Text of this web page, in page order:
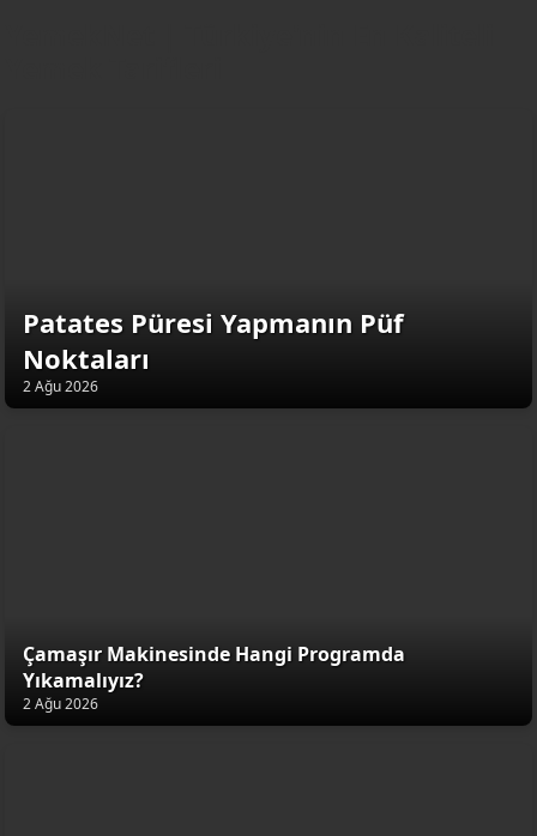
Patates Püresi Yapmanın Püf
Noktaları
2 Ağu 2026
Çamaşır Makinesinde Hangi Programda
Yıkamalıyız?
2 Ağu 2026